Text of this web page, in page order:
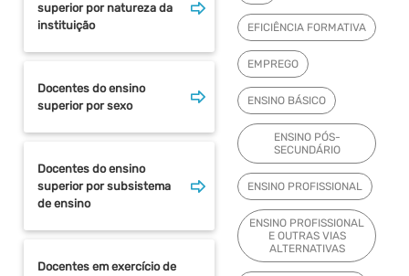
superior por natureza da
instituição
Docentes do ensino
superior por sexo
Docentes do ensino
superior por subsistema
de ensino
Docentes em exercício de
EFICIÊNCIA FORMATIVA
EMPREGO
ENSINO BÁSICO
ENSINO PÓS-
SECUNDÁRIO
ENSINO PROFISSIONAL
ENSINO PROFISSIONAL
E OUTRAS VIAS
ALTERNATIVAS